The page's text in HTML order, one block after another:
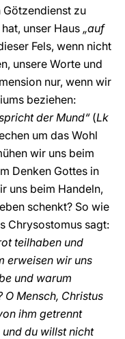
Götzendienst zu
unser Haus „auf
Fels, wenn nicht
unsere Worte und
nur, wenn wir
beziehen:
der Mund“(Lk
um das Wohl
wir uns beim
Denken Gottes in
uns beim Handeln,
schenkt? So wie
Chrysostomus sagt:
teilhaben und
erweisen wir uns
und warum
Mensch, Christus
ihm getrennt
du willst nicht